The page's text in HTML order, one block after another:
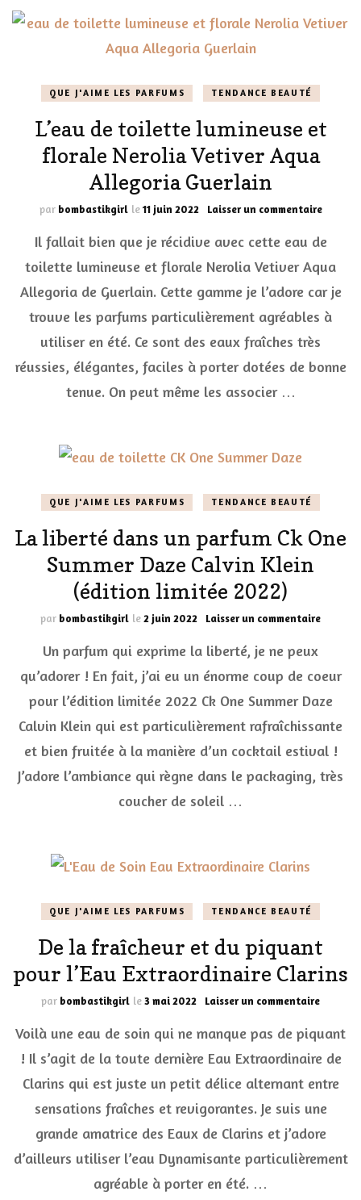
QUE J'AIME LES PARFUMS TENDANCE BEAUTÉ
L’eau de toilette lumineuse et
florale Nerolia Vetiver Aqua
Allegoria Guerlain
par bombastikgirl le11 juin 2022 Laisser un commentairesur
de
et
Nerolia
Il fallait bien que je récidive avec cette eau de
toilette lumineuse et florale Nerolia Vetiver Aqua
Allegoria de Guerlain. Cette gamme je l’adore car je
trouve les parfums particulièrement agréables à
utiliser en été. Ce sont des eaux fraîches très
réussies, élégantes, faciles à porter dotées de bonne
tenue. On peut même les associer …
QUE J'AIME LES PARFUMS TENDANCE BEAUTÉ
La liberté dans un parfum Ck One
Summer Daze Calvin Klein
(édition limitée 2022)
par bombastikgirl le2 juin 2022 Laisser un commentairesur
un
parfum
One
Summer
Calvin
Un parfum qui exprime la liberté, je ne peux
qu’adorer ! En fait, j’ai eu un énorme coup de coeur
pour l’édition limitée 2022 Ck One Summer Daze
Calvin Klein qui est particulièrement rafraîchissante
et bien fruitée à la manière d’un cocktail estival !
J’adore l’ambiance qui règne dans le packaging, très
coucher de soleil …
QUE J'AIME LES PARFUMS TENDANCE BEAUTÉ
De la fraîcheur et du piquant
pour l’Eau Extraordinaire Clarins
par bombastikgirl le3 mai 2022 Laisser un commentairesur
la
et
du
pour
l’Eau
Clarins
Voilà une eau de soin qui ne manque pas de piquant
! Il s’agit de la toute dernière Eau Extraordinaire de
Clarins qui est juste un petit délice alternant entre
sensations fraîches et revigorantes. Je suis une
grande amatrice des Eaux de Clarins et j’adore
d’ailleurs utiliser l’eau Dynamisante particulièrement
agréable à porter en été. …